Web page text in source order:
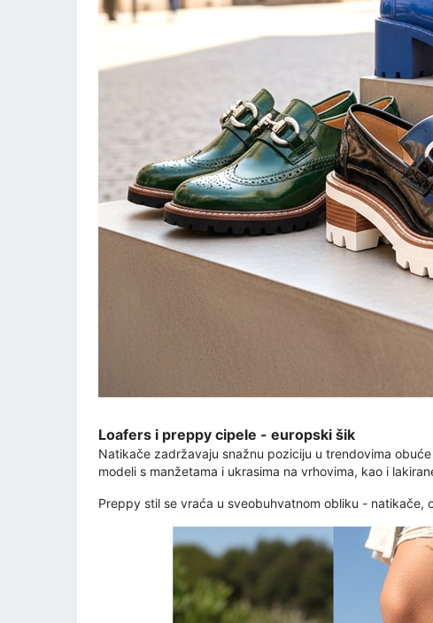
Loafers i preppy cipele - europski šik
Natikače zadržavaju snažnu poziciju u trendovima
modeli s manžetama i ukrasima na vrhovima, kao i
Preppy stil se vraća u sveobuhvatnom obliku - natikače,